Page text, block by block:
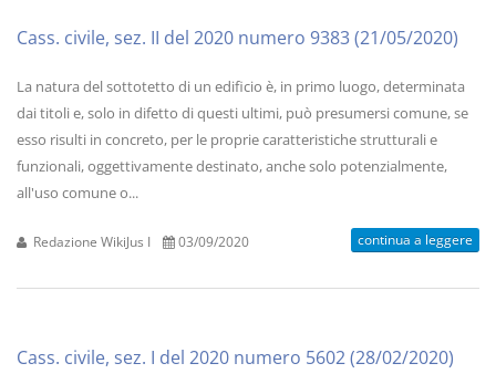
Cass. civile, sez. II del 2020 numero 9383 (21/05/2020)
La natura del sottotetto di un edificio è, in primo luogo, determinata
dai titoli e, solo in difetto di questi ultimi, può presumersi comune, se
esso risulti in concreto, per le proprie caratteristiche strutturali e
funzionali, oggettivamente destinato, anche solo potenzialmente,
all'uso comune o...
Redazione WikiJus I 03/09/2020 continua a leggere
Cass. civile, sez. I del 2020 numero 5602 (28/02/2020)